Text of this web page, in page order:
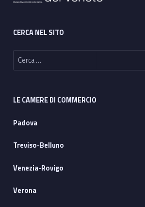
CERCA NEL SITO
Ricerca per:
LE CAMERE DI COMMERCIO
Padova
Treviso-Belluno
Venezia-Rovigo
Verona